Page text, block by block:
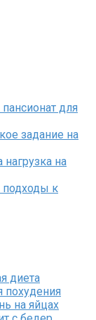
для
задание на
на
подходы к
диета
похудения
на яйцах